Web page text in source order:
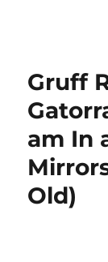
Gruff
am In
Old)